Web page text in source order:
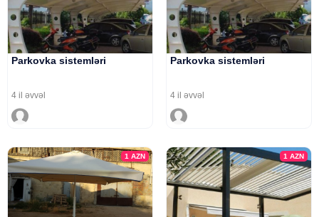
Parkovka sistemləri
4 il əvvəl
Parkovka sistemləri
4 il əvvəl
1AZN 1 AZN